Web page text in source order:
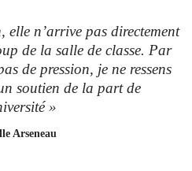
elle n’arrive pas directement
de la salle de classe. Par
de pression, je ne ressens
soutien de la part de
»
Arseneau